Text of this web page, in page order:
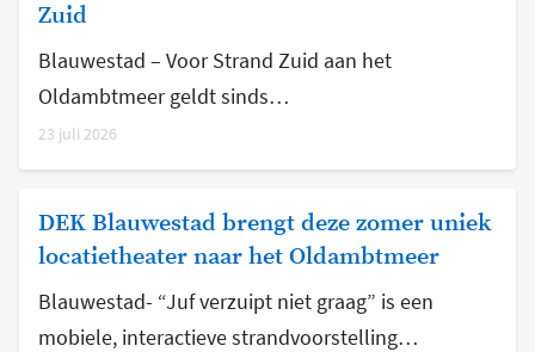
Zuid
Blauwestad – Voor Strand Zuid aan het
Oldambtmeer geldt sinds…
23 juli 2026
DEK Blauwestad brengt deze zomer uniek
locatietheater naar het Oldambtmeer
Blauwestad- “Juf verzuipt niet graag” is een
mobiele, interactieve strandvoorstelling…